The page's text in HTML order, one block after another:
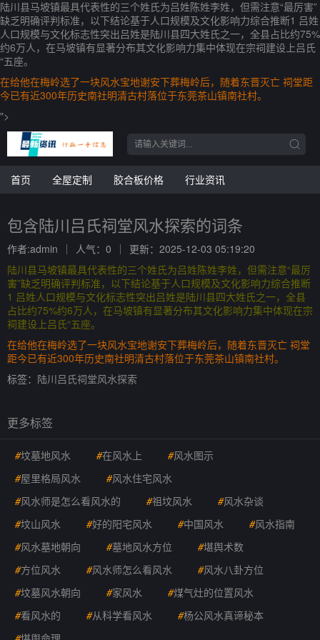
陆川县马坡镇最具代表性的三个姓氏为吕姓陈姓李姓，但需注意“最厉害”
缺乏明确评判标准，以下结论基于人口规模及文化影响力综合推断1 吕姓
人口规模与文化标志性突出吕姓是陆川县四大姓氏之一，全县占比约75%
约6万人，在马坡镇有显著分布其文化影响力集中体现在宗祠建设上吕氏
“五座。
在给他在梅岭选了一块风水宝地谢安下葬梅岭后，随着东晋灭亡 祠堂距
今已有近300年历史南社明清古村落位于东莞茶山镇南社村。
">
首页 全屋定制 胶合板价格 行业资讯
包含陆川吕氏祠堂风水探索的词条
作者:admin 人气：0
更新：2025-12-03 05:19:20
陆川县马坡镇最具代表性的三个姓氏为吕姓陈姓李姓，但需注意“最厉
害”缺乏明确评判标准，以下结论基于人口规模及文化影响力综合推断
1 吕姓人口规模与文化标志性突出吕姓是陆川县四大姓氏之一，全县
占比约75%约6万人，在马坡镇有显著分布其文化影响力集中体现在宗
祠建设上吕氏“五座。
在给他在梅岭选了一块风水宝地谢安下葬梅岭后，随着东晋灭亡 祠堂
距今已有近300年历史南社明清古村落位于东莞茶山镇南社村。
标签： 陆川吕氏祠堂风水探索
更多标签
#坟墓地风水 #在风水上 #风水图示
#屋里格局风水 #风水住宅风水
#风水师是怎么看风水的 #祖坟风水 #风水杂谈
#坟山风水 #好的阳宅风水 #中国风水 #风水指南
#风水墓地朝向 #墓地风水方位 #堪舆术数
#方位风水 #风水师怎么看风水 #风水八卦方位
#坟墓风水朝向 #家风水 #煤气灶的位置风水
#看风水的 #从科学看风水 #杨公风水真谛秘本